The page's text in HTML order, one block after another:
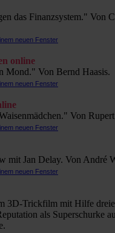
das Finanzsystem." Von
neuen Fenster
online
Mond." Von Bernd Haasis.
neuen Fenster
Von
neuen Fenster
mit Jan Delay. Von André
neuen Fenster
3D-Trickfilm mit Hilfe
als Superschurke